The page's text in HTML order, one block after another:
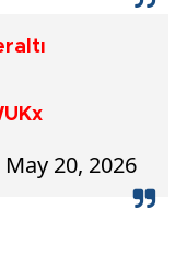
May 20, 2026